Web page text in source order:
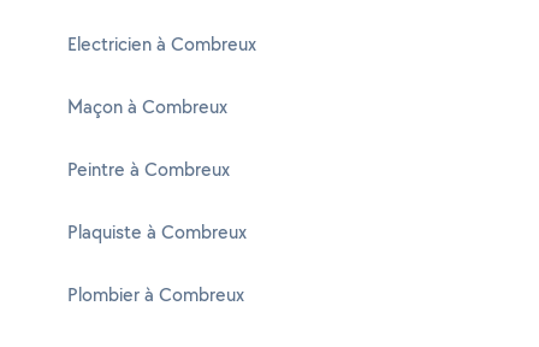
Electricien à Combreux
Maçon à Combreux
Peintre à Combreux
Plaquiste à Combreux
Plombier à Combreux